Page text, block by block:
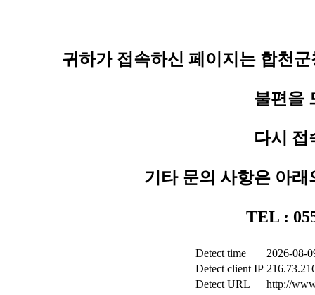
귀하가 접속하신 페이지는 합천
불편을
다시 접
기타 문의 사항은 아
TEL :
Detect time
2026-08-
Detect client IP
Detect URL
http://